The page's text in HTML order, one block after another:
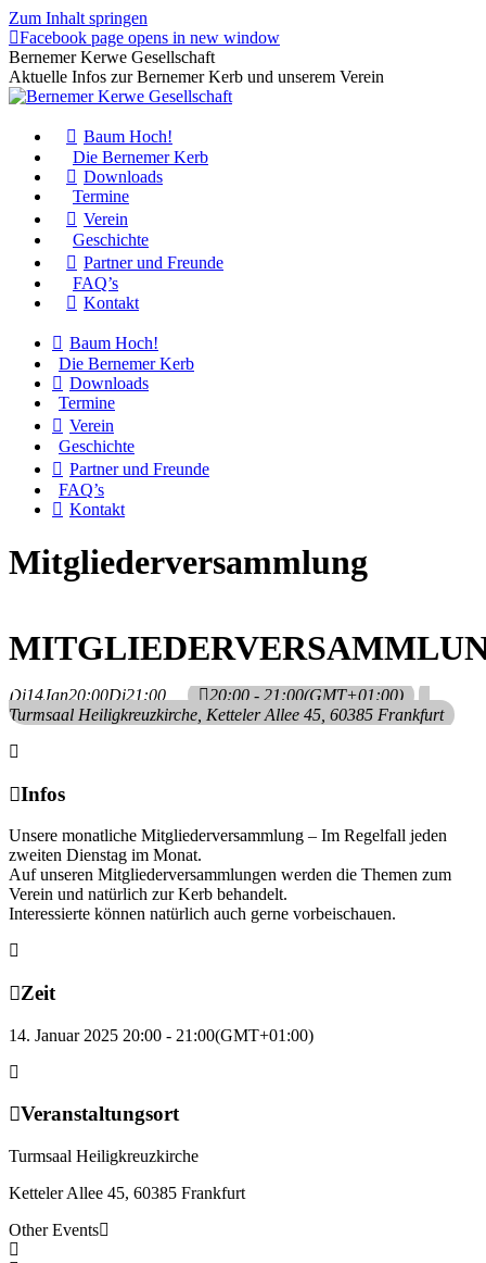
Zum Inhalt springen
Facebook page opens in new window
Bernemer Kerwe Gesellschaft
Aktuelle Infos zur Bernemer Kerb und unserem Verein
Baum Hoch!
Die Bernemer Kerb
Downloads
Termine
Verein
Geschichte
Partner und Freunde
FAQ’s
Kontakt
Baum Hoch!
Die Bernemer Kerb
Downloads
Termine
Verein
Geschichte
Partner und Freunde
FAQ’s
Kontakt
Mitgliederversammlung
Di14Jan20:00Di21:00 20:00 - 21:00(GMT+01:00)
Turmsaal Heiligkreuzkirche , Ketteler Allee 45, 60385 Frankfurt
Infos
Unsere monatliche Mitgliederversammlung – Im Regelfall jeden
zweiten Dienstag im Monat.
Auf unseren Mitgliederversammlungen werden die Themen zum
Verein und natürlich zur Kerb behandelt.
Interessierte können natürlich auch gerne vorbeischauen.
Zeit
14. Januar 2025 20:00 - 21:00(GMT+01:00)
Veranstaltungsort
Turmsaal Heiligkreuzkirche
Ketteler Allee 45, 60385 Frankfurt
Other Events